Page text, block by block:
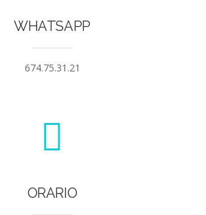
WHATSAPP
674.75.31.21
ORARIO